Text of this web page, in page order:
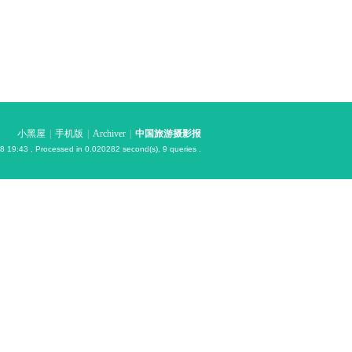
小黑屋 手机版 Archiver 中国旅游摄影报
19:43 , Processed in 0.020282 second(s), 9 queries .